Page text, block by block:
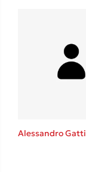
Alessandro Gatti